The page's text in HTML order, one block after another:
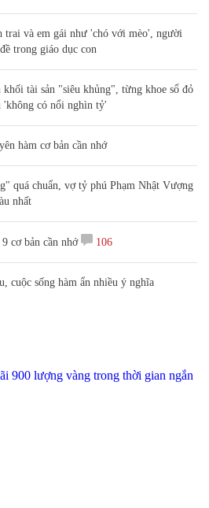
trai và em gái như 'chó với mèo', người
trong giáo dục con
tài sản "siêu khủng", từng khoe sổ đỏ
'không có nổi nghìn tỷ'
hàm cơ bản cần nhớ
quá chuẩn, vợ tỷ phú Phạm Nhật Vượng
nhất
cơ bản cần nhớ 106
cuộc sống hàm ẩn nhiều ý nghĩa